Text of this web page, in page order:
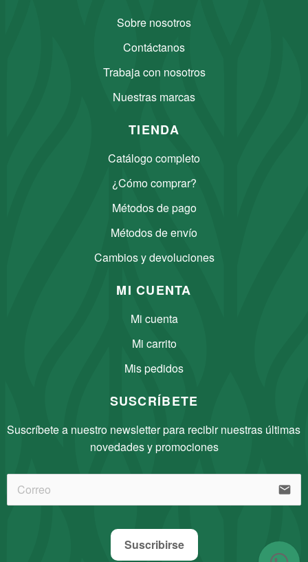
Sobre nosotros
Contáctanos
Trabaja con nosotros
Nuestras marcas
TIENDA
Catálogo completo
¿Cómo comprar?
Métodos de pago
Métodos de envío
Cambios y devoluciones
MI CUENTA
Mi cuenta
Mi carrito
Mis pedidos
SUSCRÍBETE
Suscríbete a nuestro newsletter para recibir nuestras últimas
novedades y promociones
email
Suscribirse
Nuestro equipo está aquí para
atenderte.